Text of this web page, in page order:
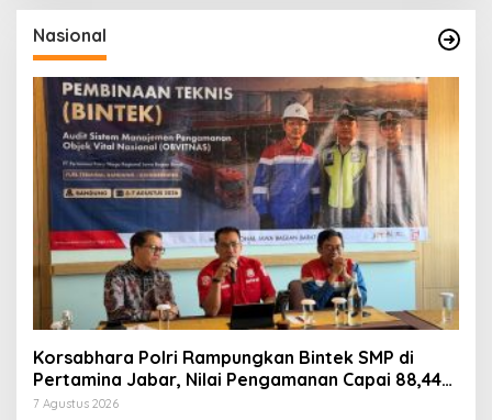
Nasional
Korsabhara Polri Rampungkan Bintek SMP di
Pertamina Jabar, Nilai Pengamanan Capai 88,44
Persen
7 Agustus 2026